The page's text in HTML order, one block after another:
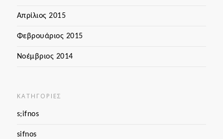
Απρίλιος 2015
Φεβρουάριος 2015
Νοέμβριος 2014
KΑΤΗΓΟΡΊΕΣ
s;ifnos
sifnos